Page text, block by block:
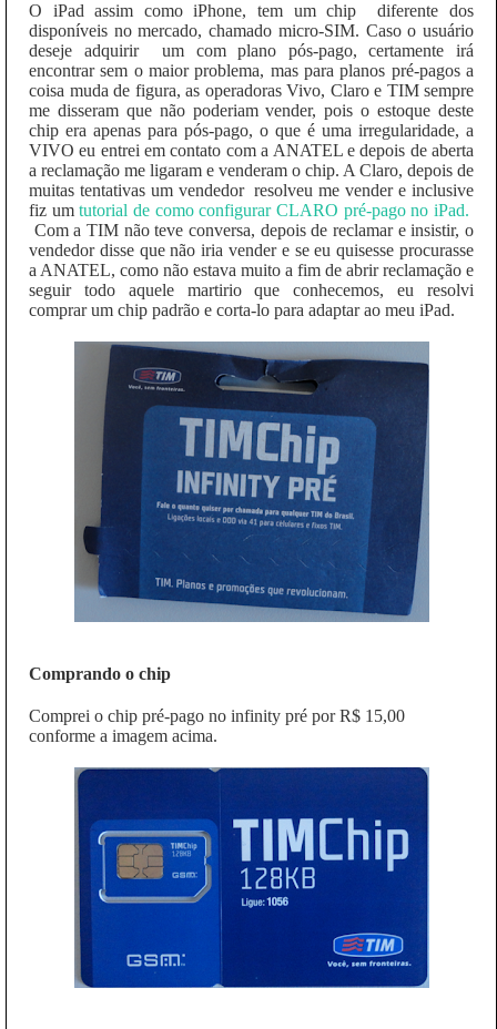
O iPad assim como iPhone, tem um chip diferente dos
disponíveis no mercado, chamado micro-SIM. Caso o usuário
deseje adquirir um com plano pós-pago, certamente irá
encontrar sem o maior problema, mas para planos pré-pagos a
coisa muda de figura, as operadoras Vivo, Claro e TIM sempre
me disseram que não poderiam vender, pois o estoque deste
chip era apenas para pós-pago, o que é uma irregularidade, a
VIVO eu entrei em contato com a ANATEL e depois de aberta
a reclamação me ligaram e venderam o chip. A Claro, depois de
muitas tentativas um vendedor resolveu me vender e inclusive
fiz umtutorial de como configurar CLARO pré-pago no iPad.
Com a TIM não teve conversa, depois de reclamar e insistir, o
vendedor disse que não iria vender e se eu quisesse procurasse
a ANATEL, como não estava muito a fim de abrir reclamação e
seguir todo aquele martirio que conhecemos, eu resolvi
comprar um chip padrão e corta-lo para adaptar ao meu iPad.
Comprando o chip
Comprei o chip pré-pago no infinity pré por R$ 15,00
conforme a imagem acima.